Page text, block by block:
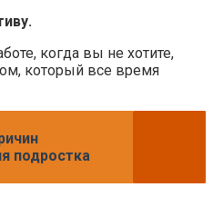
когда вы не хотите,
который все время
подростка